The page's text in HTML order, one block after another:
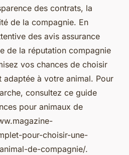
des contrats, la
de la compagnie. En
des avis assurance
de la réputation compagnie
vos chances de choisir
adaptée à votre animal. Pour
consultez ce guide
pour animaux de
pour-choisir-une-
de-compagnie/.